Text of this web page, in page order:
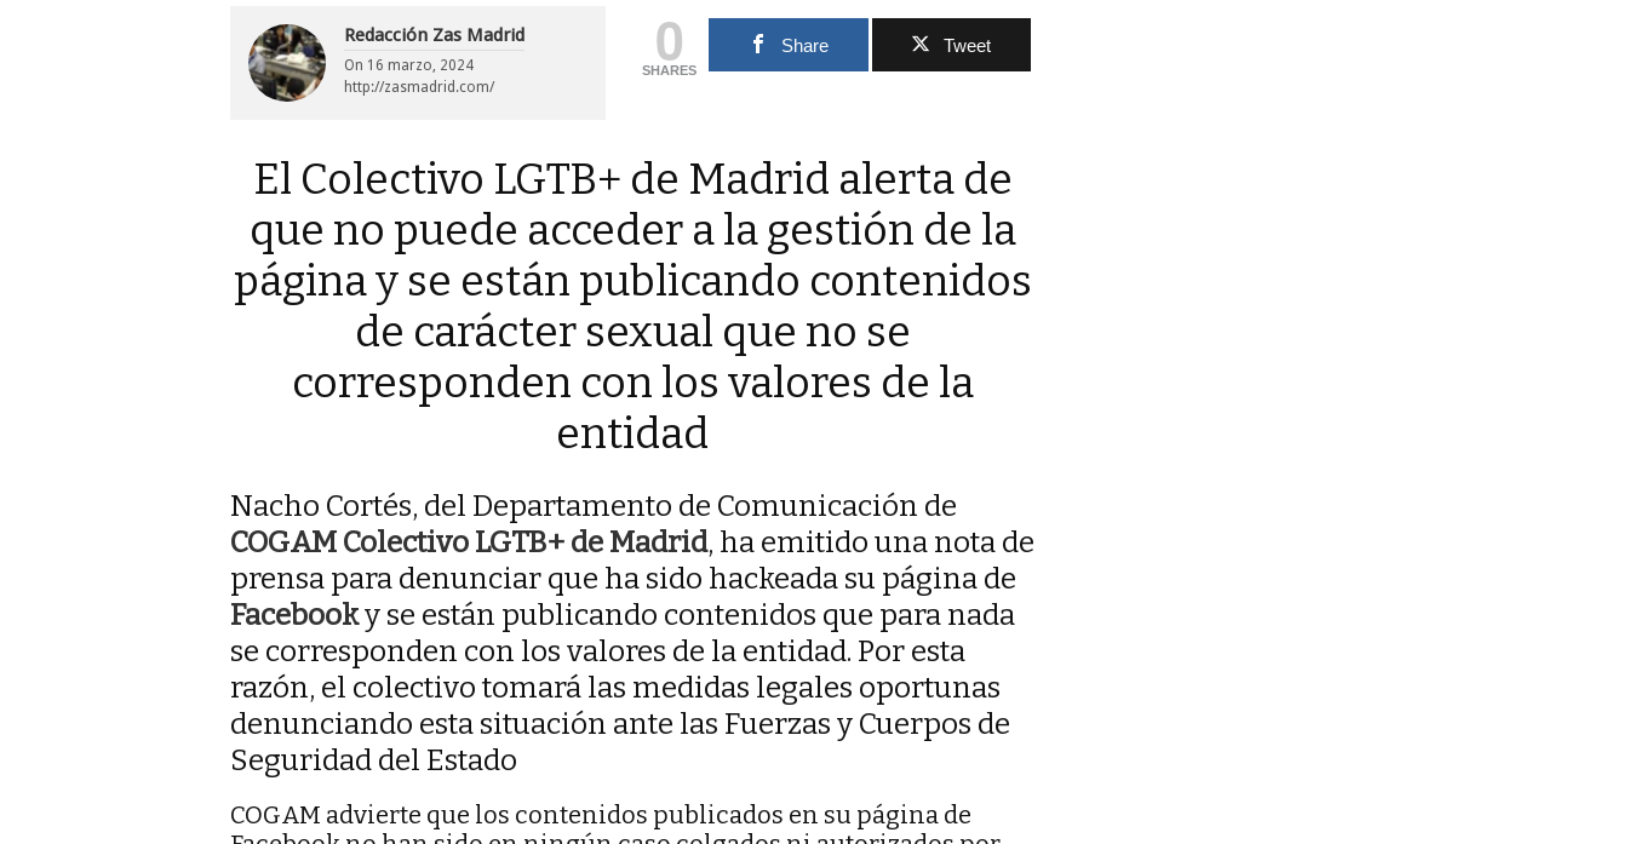
Redacción Zas Madrid
On 16 marzo, 2024
http://zasmadrid.com/
0
SHARES
Share Tweet
El Colectivo LGTB+ de Madrid alerta de
que no puede acceder a la gestión de la
página y se están publicando contenidos
de carácter sexual que no se
corresponden con los valores de la
entidad
Nacho Cortés, del Departamento de Comunicación de
COGAM Colectivo LGTB+ de Madrid, ha emitido una nota de
prensa para denunciar que ha sido hackeada su página de
Facebooky se están publicando contenidos que para nada
se corresponden con los valores de la entidad. Por esta
razón, el colectivo tomará las medidas legales oportunas
denunciando esta situación ante las Fuerzas y Cuerpos de
Seguridad del Estado
COGAM advierte que los contenidos publicados en su página de